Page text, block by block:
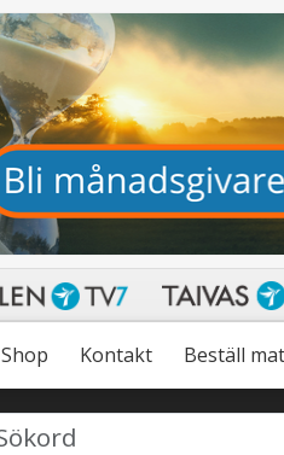
Shop Kontakt Beställ